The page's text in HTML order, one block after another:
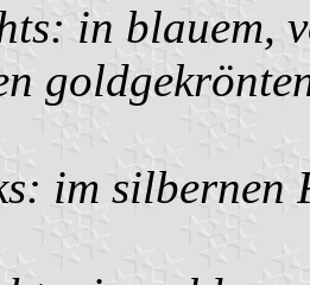
in blauem,
im silbernen